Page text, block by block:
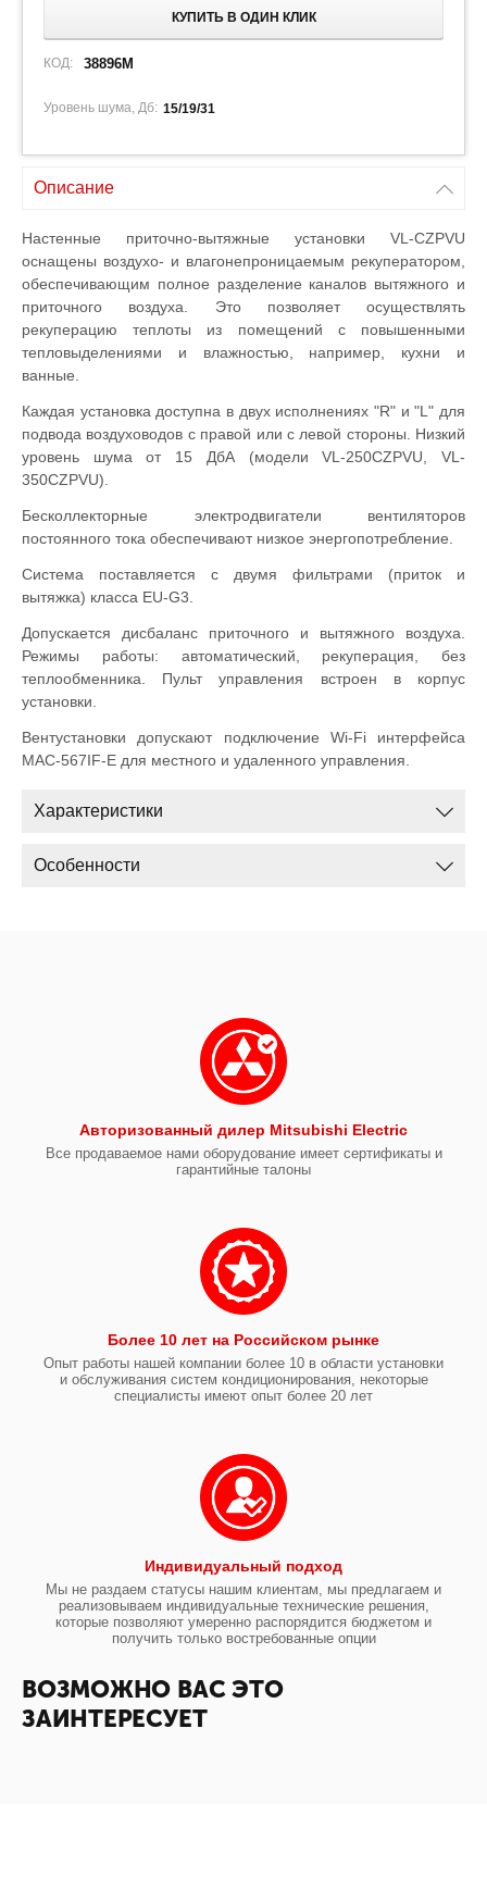
КУПИТЬ В ОДИН КЛИК
КОД: 38896M
Уровень шума, Дб: 15/19/31
Описание
Настенные приточно-вытяжные установки VL-CZPVU
оснащены воздухо- и влагонепроницаемым рекуператором,
обеспечивающим полное разделение каналов вытяжного и
приточного воздуха. Это позволяет осуществлять
рекуперацию теплоты из помещений с повышенными
тепловыделениями и влажностью, например, кухни и
ванные.
Каждая установка доступна в двух исполнениях "R" и "L" для
подвода воздуховодов с правой или с левой стороны. Низкий
уровень шума от 15 ДбА (модели VL-250CZPVU, VL-
350CZPVU).
Бесколлекторные электродвигатели вентиляторов
постоянного тока обеспечивают низкое энергопотребление.
Система поставляется с двумя фильтрами (приток и
вытяжка) класса EU-G3.
Допускается дисбаланс приточного и вытяжного воздуха.
Режимы работы: автоматический, рекуперация, без
теплообменника. Пульт управления встроен в корпус
установки.
Вентустановки допускают подключение Wi-Fi интерфейса
MAC-567IF-E для местного и удаленного управления.
Характеристики
Особенности
Авторизованный дилер Mitsubishi Electric
Все продаваемое нами оборудование имеет сертификаты и
гарантийные талоны
Более 10 лет на Российском рынке
Опыт работы нашей компании более 10 в области установки
и обслуживания систем кондиционирования, некоторые
специалисты имеют опыт более 20 лет
Индивидуальный подход
Мы не раздаем статусы нашим клиентам, мы предлагаем и
реализовываем индивидуальные технические решения,
которые позволяют умеренно распорядится бюджетом и
получить только востребованные опции
ВОЗМОЖНО ВАС ЭТО
ЗАИНТЕРЕСУЕТ